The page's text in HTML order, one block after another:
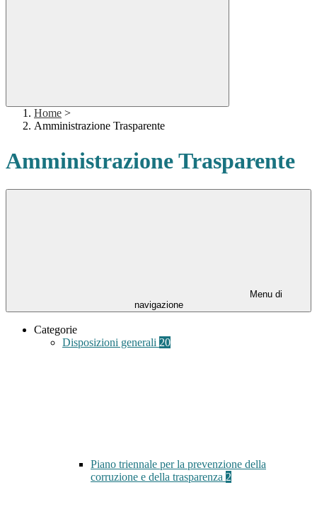
Home >
Amministrazione Trasparente
Amministrazione Trasparente
Menu di
navigazione
Categorie
Disposizioni generali 20
Piano triennale per la prevenzione della
corruzione e della trasparenza 2